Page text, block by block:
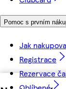
Pomoc s prvním
Jak
Registrace
Rezervace